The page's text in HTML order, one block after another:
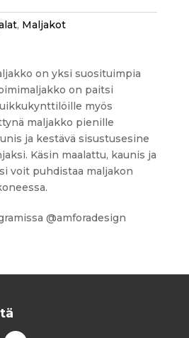
, Maljakot
on yksi suosituimpia
on paitsi
myös
maljakko pienille
ja kestävä sisustusesine
Käsin maalattu, kaunis ja
voit puhdistaa maljakon
@amforadesign